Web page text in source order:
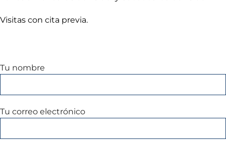
Visitas con cita previa.
Tu nombre
Tu correo electrónico